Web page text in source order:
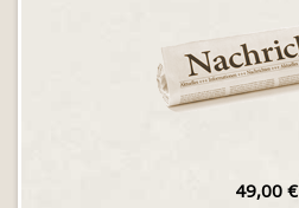
49,00 €